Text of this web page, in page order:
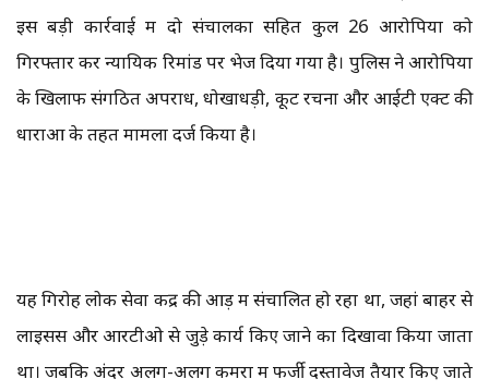
इस बड़ी कार्रवाई में दो संचालकों सहित कुल 26 आरोपियों को
गिरफ्तार कर न्यायिक रिमांड पर भेज दिया गया है। पुलिस ने आरोपियों
के खिलाफ संगठित अपराध, धोखाधड़ी, कूट रचना और आईटी एक्ट की
धाराओं के तहत मामला दर्ज किया है।
यह गिरोह लोक सेवा केंद्र की आड़ में संचालित हो रहा था, जहां बाहर से
लाइसेंस और आरटीओ से जुड़े कार्य किए जाने का दिखावा किया जाता
था। जबकि अंदर अलग-अलग कमरों में फर्जी दस्तावेज तैयार किए जाते